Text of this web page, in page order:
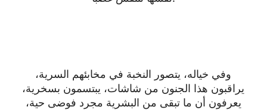
وفي خياله، يتصور النخبة في مخابئهم السرية،
يراقبون هذا الجنون من شاشات، يبتسمون بسخرية،
يعرفون أن ما تبقى من البشرية مجرد فوضى حية،